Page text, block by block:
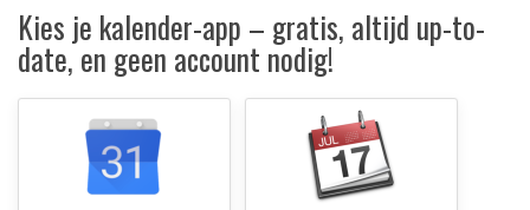
Kies je kalender-app – gratis, altijd up-to-
date, en geen account nodig!